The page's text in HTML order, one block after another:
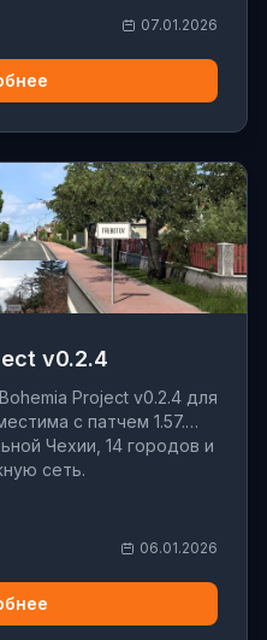
07.01.2026
v0.2.4
Project v0.2.4 для
с патчем 1.57.
Чехии, 14 городов и
сеть.
06.01.2026